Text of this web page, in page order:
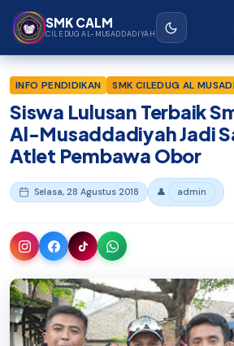
Lewati ke konten utama
SMK CALM
CILEDUG AL-MUSADDADIYAH
Beranda
INFO PENDIDIKAN SMK CILEDUG AL
Siswa Lulusan Terbaik
Al-Musaddadiyah Jadi
Atlet Pembawa Obor
Selasa, 28 Agustus 2018 👤 admin